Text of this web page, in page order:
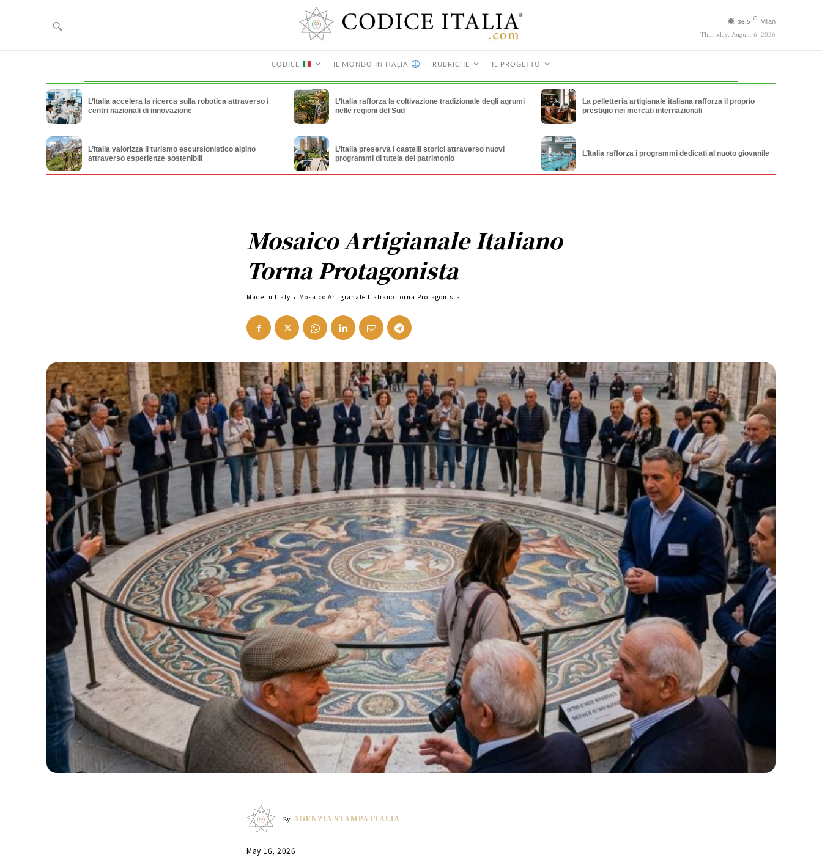
36.5
C Milan
Thursday, August 6, 2026
CODICE IL MONDO IN ITALIA RUBRICHE IL PROGETTO
L’Italia accelera la ricerca sulla robotica attraverso i
centri nazionali di innovazione
L’Italia rafforza la coltivazione tradizionale degli agrumi
nelle regioni del Sud
La pelletteria artigianale italiana rafforza il proprio
prestigio nei mercati internazionali
L’Italia valorizza il turismo escursionistico alpino
attraverso esperienze sostenibili
L’Italia preserva i castelli storici attraverso nuovi
programmi di tutela del patrimonio
L’Italia rafforza i programmi dedicati al nuoto giovanile
Mosaico Artigianale Italiano
Torna Protagonista
Made in Italy Mosaico Artigianale Italiano Torna Protagonista
By AGENZIA STAMPA ITALIA
May 16, 2026